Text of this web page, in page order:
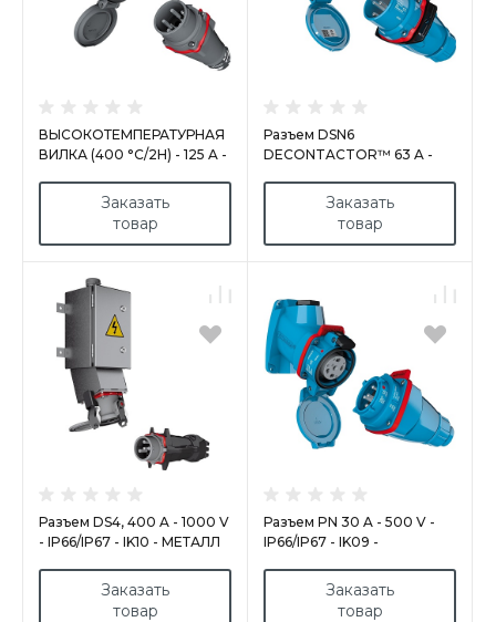
ВЫСОКОТЕМПЕРАТУРНАЯ
ВИЛКА (400 °C/2H) - 125 A -
Заказать
товар
Разъем DSN6
DECONTACTOR™ 63 A -
IK09 - ПОЛИУРЕТАН
Заказать
товар
Разъем DS4, 400 A - 1000 V
- IP66/IP67 - IK10 - МЕТАЛЛ
Заказать
товар
Разъем PN 30 A - 500 V -
IP66/IP67 - IK09 -
Заказать
товар